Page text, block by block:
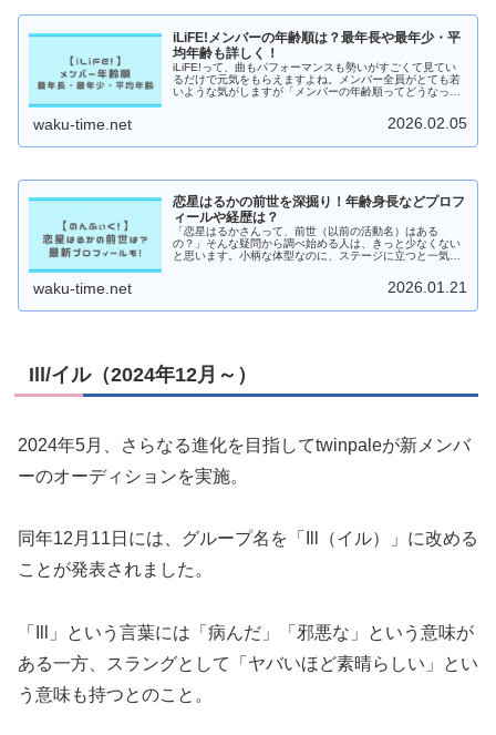
iLiFE!メンバーの年齢順は？最年長や最年少・平
均年齢も詳しく！
iLiFE!って、曲もパフォーマンスも勢いがすごくて見てい
るだけで元気をもらえますよね。メンバー全員がとても若
いような気がしますが「メンバーの年齢順ってどうなって
waku-time.net 2026.02.05
恋星はるかの前世を深掘り！年齢身長などプロフ
ィールや経歴は？
「恋星はるかさんって、前世（以前の活動名）はある
の？」そんな疑問から調べ始める人は、きっと少なくない
と思います。小柄な体型なのに、ステージに立つと一気に
waku-time.net 2026.01.21
Ill/イル（2024年12月～）
2024年5月、さらなる進化を目指してtwinpaleが新メンバ
ーのオーディションを実施。
同年12月11日には、グループ名を「Ill（イル）」に改める
ことが発表されました。
「Ill」という言葉には「病んだ」「邪悪な」という意味が
ある一方、スラングとして「ヤバいほど素晴らしい」とい
う意味も持つとのこと。